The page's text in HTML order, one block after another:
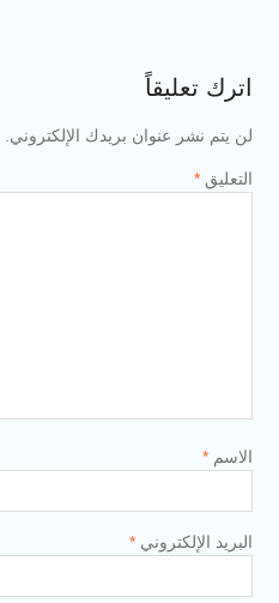
اترك تعليقاً
لن يتم نشر عنوان بريدك الإلكتروني.
التعليق *
الاسم *
البريد الإلكتروني *